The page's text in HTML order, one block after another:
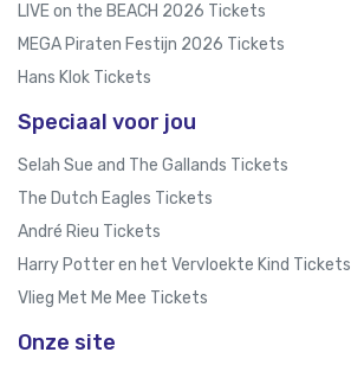
LIVE on the BEACH 2026 Tickets
MEGA Piraten Festijn 2026 Tickets
Hans Klok Tickets
Speciaal voor jou
Selah Sue and The Gallands Tickets
The Dutch Eagles Tickets
André Rieu Tickets
Harry Potter en het Vervloekte Kind Tickets
Vlieg Met Me Mee Tickets
Onze site